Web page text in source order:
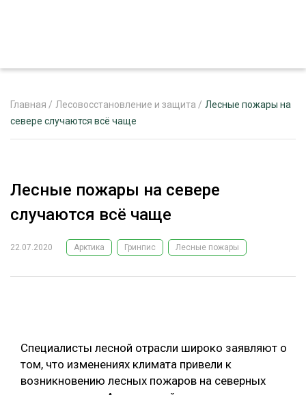
РЕКЛАМОДАТЕЛЯМ
ЛЕСНОЕ ХОЗЯЙСТВО
ЦИФРОВАЯ СРЕДА
РУБРИКИ
Главная / Лесовосстановление и защита / Лесные пожары на
севере случаются всё чаще
Лесные пожары на севере
случаются всё чаще
22.07.2020 Арктика Гринпис Лесные пожары
Специалисты лесной отрасли широко заявляют о
том, что изменениях климата привели к
возникновению лесных пожаров на северных